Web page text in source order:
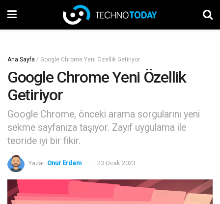
Ana Sayfa / Google Chrome Yeni Özellik Getiriyor
Google Chrome Yeni Özellik
Getiriyor
Google Chrome, önceki arama sorgularını yeni
sekme sayfanıza taşıyor. Zayıf uygulama ile
teoride iyi bir fikir.
Yazar: Onur Erdem 23 Ocak 2023